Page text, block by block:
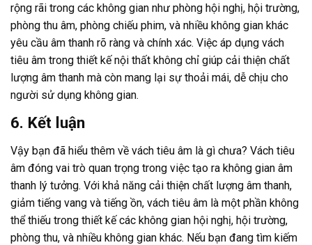
rộng rãi trong các không gian như phòng hội nghị, hội trường,
phòng thu âm, phòng chiếu phim, và nhiều không gian khác
yêu cầu âm thanh rõ ràng và chính xác. Việc áp dụng vách
tiêu âm trong thiết kế nội thất không chỉ giúp cải thiện chất
lượng âm thanh mà còn mang lại sự thoải mái, dễ chịu cho
người sử dụng không gian.
6. Kết luận
Vậy bạn đã hiểu thêm về vách tiêu âm là gì chưa? Vách tiêu
âm đóng vai trò quan trọng trong việc tạo ra không gian âm
thanh lý tưởng. Với khả năng cải thiện chất lượng âm thanh,
giảm tiếng vang và tiếng ồn, vách tiêu âm là một phần không
thể thiếu trong thiết kế các không gian hội nghị, hội trường,
phòng thu, và nhiều không gian khác. Nếu bạn đang tìm kiếm